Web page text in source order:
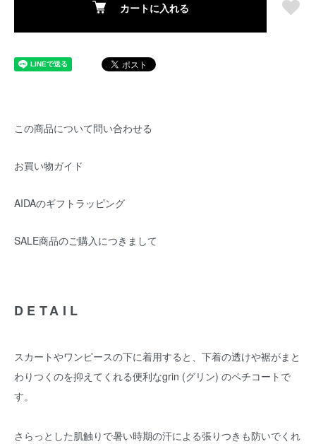
カートに入れる
この商品について問い合わせる
お買い物ガイド
AIDAのギフトラッピング
SALE商品のご購入につきまして
DETAIL
スカートやワンピースの下に着用すると、下着の透けや裾がまと
わりつくのを抑えてくれる便利なgrin (グリン) のペチコートで
す。
さらっとした肌触りで暑い時期の汗による張りつきも防いでくれ